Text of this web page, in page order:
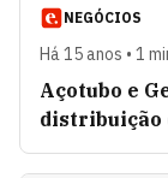
NEGÓCIOS
Há 15 anos • 1
Açotubo e
distribuição